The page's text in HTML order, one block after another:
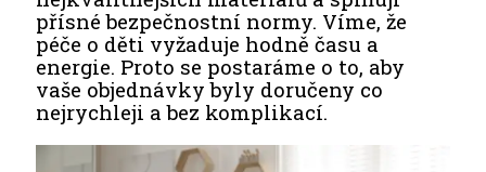
přísné bezpečnostní normy. Víme, že
péče o děti vyžaduje hodně času a
energie. Proto se postaráme o to, aby
vaše objednávky byly doručeny co
nejrychleji a bez komplikací.